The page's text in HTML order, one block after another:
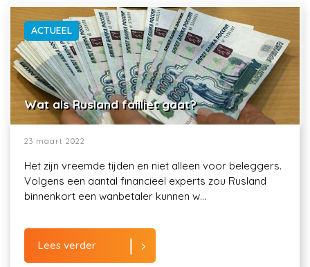
ACTUEEL
Wat als Rusland failliet gaat?
23 maart 2022
Het zijn vreemde tijden en niet alleen voor beleggers.
Volgens een aantal financieel experts zou Rusland
binnenkort een wanbetaler kunnen w...
Lees verder